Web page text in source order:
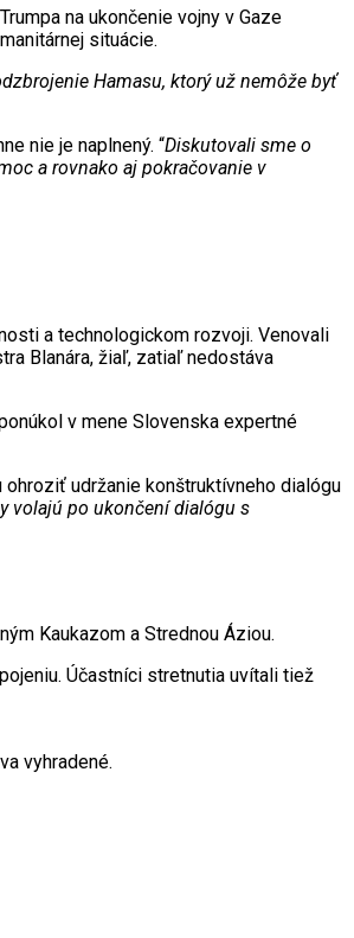
na ukončenie vojny v Gaze
situácie.
Hamasu, ktorý už nemôže byť
nie je naplnený. “Diskutovali sme o
a rovnako aj pokračovanie v
a technologickom rozvoji. Venovali
Blanára, žiaľ, zatiaľ nedostáva
v mene Slovenska expertné
udržanie konštruktívneho dialógu
volajú po ukončení dialógu s
Kaukazom a Strednou Áziou.
Účastníci stretnutia uvítali tiež
vyhradené.